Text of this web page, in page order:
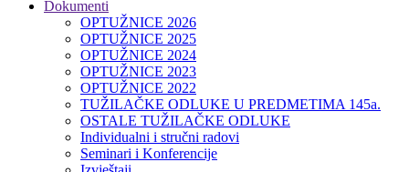
Dokumenti
OPTUŽNICE 2026
OPTUŽNICE 2025
OPTUŽNICE 2024
OPTUŽNICE 2023
OPTUŽNICE 2022
TUŽILAČKE ODLUKE U PREDMETIMA 145a.
OSTALE TUŽILAČKE ODLUKE
Individualni i stručni radovi
Seminari i Konferencije